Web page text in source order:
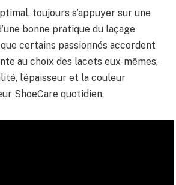
toujours s’appuyer sur une
bonne pratique du laçage
certains passionnés accordent
au choix des lacets eux-mêmes,
l’épaisseur et la couleur
ShoeCare quotidien.